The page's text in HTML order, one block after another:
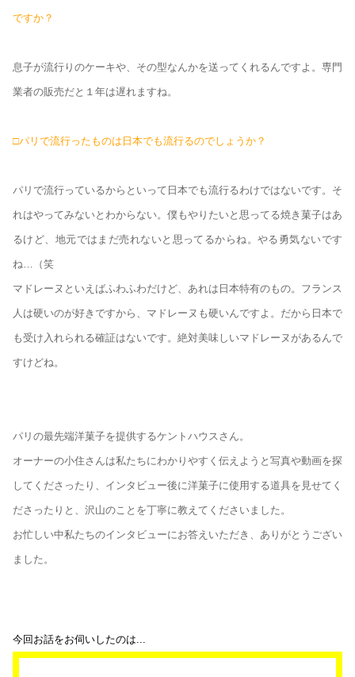
ですか？
息子が流行りのケーキや、その型なんかを送ってくれるんですよ。専門
業者の販売だと１年は遅れますね。
□パリで流行ったものは日本でも流行るのでしょうか？
パリで流行っているからといって日本でも流行るわけではないです。そ
れはやってみないとわからない。僕もやりたいと思ってる焼き菓子はあ
るけど、地元ではまだ売れないと思ってるからね。やる勇気ないです
ね…（笑
マドレーヌといえばふわふわだけど、あれは日本特有のもの。フランス
人は硬いのが好きですから、マドレーヌも硬いんですよ。だから日本で
も受け入れられる確証はないです。絶対美味しいマドレーヌがあるんで
すけどね。
パリの最先端洋菓子を提供するケントハウスさん。
オーナーの小住さんは私たちにわかりやすく伝えようと写真や動画を探
してくださったり、インタビュー後に洋菓子に使用する道具を見せてく
ださったりと、沢山のことを丁寧に教えてくださいました。
お忙しい中私たちのインタビューにお答えいただき、ありがとうござい
ました。
今回お話をお伺いしたのは...